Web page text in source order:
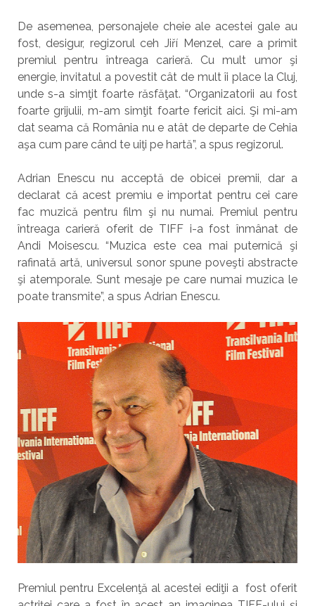
De asemenea, personajele cheie ale acestei gale au
fost, desigur, regizorul ceh Jiří Menzel, care a primit
premiul pentru întreaga carieră. Cu mult umor şi
energie, invitatul a povestit cât de mult îi place la Cluj,
unde s-a simţit foarte răsfăţat. “Organizatorii au fost
foarte grijulii, m-am simţit foarte fericit aici. Şi mi-am
dat seama că România nu e atât de departe de Cehia
aşa cum pare când te uiţi pe hartă”, a spus regizorul.
Adrian Enescu nu acceptă de obicei premii, dar a
declarat că acest premiu e importat pentru cei care
fac muzică pentru film şi nu numai. Premiul pentru
întreaga carieră oferit de TIFF i-a fost înmânat de
Andi Moisescu. “Muzica este cea mai puternică şi
rafinată artă, universul sonor spune poveşti abstracte
şi atemporale. Sunt mesaje pe care numai muzica le
poate transmite”, a spus Adrian Enescu.
Premiul pentru Excelenţă al acestei ediţii a fost oferit